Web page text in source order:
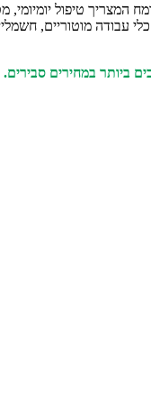
המצריך טיפול
עבודה מוטוריים,
ביותר במחירים